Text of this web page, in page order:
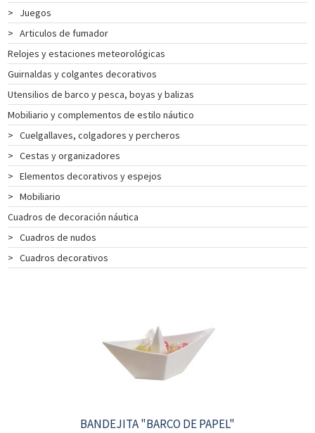
TEXTIL
NAUTICO
CATÁLOGO
NOSOTROS
PROMOCIONES
NOVEDADES
ACTUALIDAD
CONTACTO
CLIENTES
COLECCIÓN
COLECCIÓN
> Juegos
>Articulos de fumador
Relojes y estaciones meteorológicas
Guirnaldas y colgantes decorativos
Utensilios de barco y pesca, boyas y balizas
Mobiliario y complementos de estilo náutico
>Cuelgallaves, colgadores y percheros
>Cestas y organizadores
>Elementos decorativos y espejos
>Mobiliario
Cuadros de decoración náutica
>Cuadros de nudos
>Cuadros decorativos
BANDEJITA "BARCO DE PAPEL"